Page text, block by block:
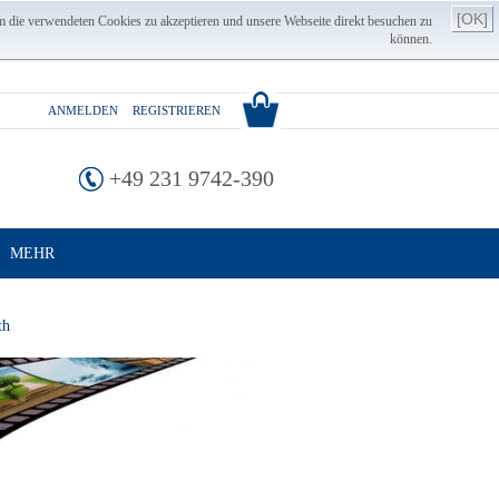
verwendeten Cookies zu akzeptieren und unsere Webseite direkt besuchen zu
können.
[OK]
ANMELDEN REGISTRIEREN
+49 231 9742-390
MEHR